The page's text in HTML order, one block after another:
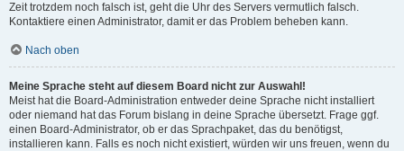
Zeit trotzdem noch falsch ist, geht die Uhr des Servers vermutlich falsch.
Kontaktiere einen Administrator, damit er das Problem beheben kann.
Nach oben
Meine Sprache steht auf diesem Board nicht zur Auswahl!
Meist hat die Board-Administration entweder deine Sprache nicht installiert
oder niemand hat das Forum bislang in deine Sprache übersetzt. Frage ggf.
einen Board-Administrator, ob er das Sprachpaket, das du benötigst,
installieren kann. Falls es noch nicht existiert, würden wir uns freuen, wenn du